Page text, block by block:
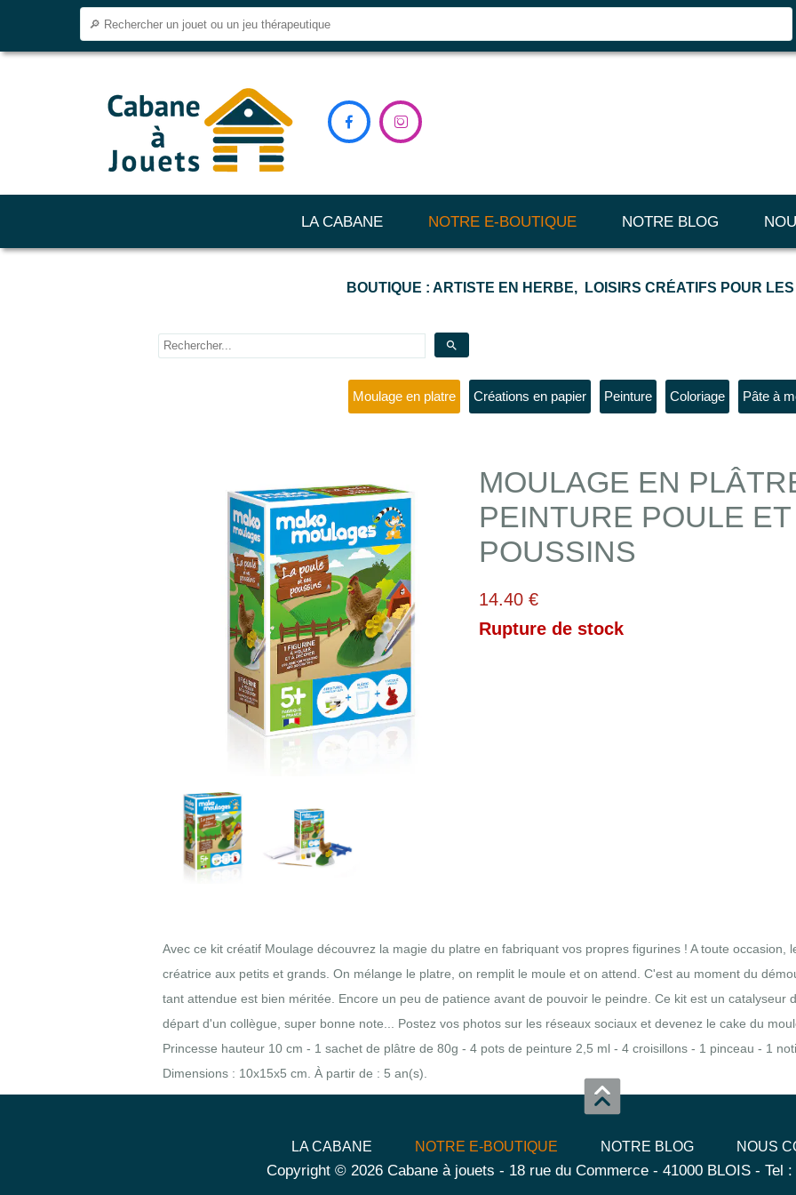
LA CABANE NOTRE E-BOUTIQUE NOTRE BLOG
LA CABANE NOTRE E-BOUTIQUE NOTRE BLOG NOUS
Copyright © 2026 Cabane à jouets - 18 rue du Commerce - 41000 BLOIS - Tel
 
BOUTIQUE : ARTISTE EN HERBE, LOISIRS CRÉATIFS POUR
search
Moulage en platre Créations en papier Peinture Coloriage Pâte à
MOULAGE EN
PEINTURE POULE ET
POUSSINS
14.40 €
Rupture de stock
Avec ce kit créatif Moulage découvrez la magie du platre en fabriquant vos propres figurines ! A toute occasion,
créatrice aux petits et grands. On mélange le platre, on remplit le moule et on attend. C'est au moment du
tant attendue est bien méritée. Encore un peu de patience avant de pouvoir le peindre. Ce kit est un catalyseur
départ d'un collègue, super bonne note... Postez vos photos sur les réseaux sociaux et devenez le cake du
Princesse hauteur 10 cm - 1 sachet de plâtre de 80g - 4 pots de peinture 2,5 ml - 4 croisillons - 1 pinceau - 1
Dimensions : 10x15x5 cm. À partir de : 5 an(s).